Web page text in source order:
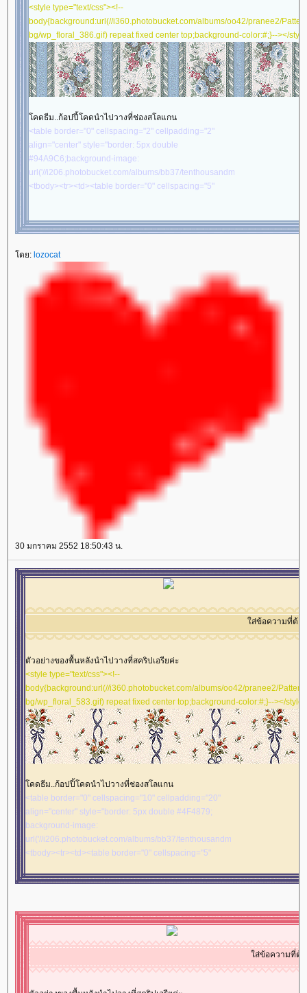
align="center"><tbody><tr><td align="center"
valign="middle"><br/><img
src="//i8.photobucket.com/albums/a35/chiccamart/
width="107" border="0" height="97"><br/><br/><img
src="//mm-
space.com/sozai/valentine/image/va_stp2.gif"
border="0" alt="lozocat" /></td></tr><tr><td
align="center" valign="middle"><table border="0"
align="center"><tbody><tr><td align="center"
valign="middle" style="background-image:
url('//i394.photobucket.com/albums/pp24/kammoon3/table7/lace01-
sb2-1.gif'); height: 10px"></td></tr><tr><td
align="center" valign="middle" style="background-
cellpadding="1" width="100%" align="center"><tbody>
<tr><td align="center" valign="middle" style="border:
</marquee></td></tr></tbody></table></td></tr>
<tr><td align="center" valign="middle"
style="background-image:
url('//i394.photobucket.com/albums/pp24/kammoon3/table7/lace01-
sb2.gif'); height: 10px"></td></tr></tbody></table></td>
</tr></tbody></table><table border="0" cellspacing="0"
</td></tr></tbody>
</td></tr></tbody>
</td></tr></tbody>
</td></tr></tbody>
</td></tr></tbody>
<style type="text/css"><!--
body{background:url(//i360.photobucket.com/albums/oo42/pranee2/
bg/wp_floral_386.gif) repeat fixed center top;background-color:#;}--></
คดธีม..ก้อปปี้โคดนำไปวางที่ช่องสโลแกน
<table border="0" cellspacing="2" cellpadding="2"
align="center" style="border: 5px double
#94A9C6;background-image:
url('//i206.photobucket.com/albums/bb37/tenthousandmiles/rb/rb17.gif')">
<tbody><tr><td><table border="0" cellspacing="5"
url('//i206.photobucket.com/albums/bb37/tenthousandmiles/rb/rb08.gif')">
cellpadding="2" align="center" style="border: 5px
double #94A9C6;background-image:
url('//i206.photobucket.com/albums/bb37/tenthousandmiles/rb/rb17.gif')">
<tbody><tr><td><table border="0" cellspacing="2"
cellpadding="2" align="center"
width="700"style="border: 5px double
#94A9C6;background-color: #F5FBFC"><tbody><tr>
src="//i4.tinypic.com/4thgrnl.gif" border="0"><br/><br/>
<img src="//mm-
space.com/sozai/valentine/image/va_stp2.gif"
border="0" alt="lozocat" /></td></tr><tr><td
align="center" valign="middle"><table border="0"
cellspacing="0" cellpadding="0" width="100%"
align="center"><tbody><tr><td align="center"
valign="middle" style="background-image:
url('//i394.photobucket.com/albums/pp24/kammoon3/table7/lace01-
sb2-1.gif'); height: 10px"></td></tr><tr><td
align="center" valign="middle" style="background-
cellpadding="1" width="100%" align="center"><tbody>
<tr><td align="center" valign="middle" style="border:
วิ่งๆๆ</marquee></td></tr></tbody></table></td></tr>
style="background-image:
url('//i394.photobucket.com/albums/pp24/kammoon3/table7/lace01-
</tr></tbody></table>
<table border="0" cellspacing="0" cellpadding="0"
width="100%" align="center"><tbody><tr><td
align="center" valign="middle">
<table border="0" cellspacing="0" cellpadding="0"
width="100%" align="center"><tbody><tr><td
align="center" valign="middle">
</td></tr></tbody>
</td></tr></tbody>
</td></tr></tbody>
ดย: lozocat
30 มกราคม 2552 18:50:43 น.
ส่ข้อความที่ต้องการให้วิ่งๆๆ
ตัวอย่างของพื้นหลังนำไปวางที่สคริปเอรียค่ะ
<style type="text/css"><!--
body{background:url(//i360.photobucket.com/albums/oo42/pranee2/
bg/wp_floral_583.gif) repeat fixed center top;background-color:#;}--></style>
คดธีม..ก้อปปี้โคดนำไปวางที่ช่องสโลแกน
<table border="0" cellspacing="10" cellpadding="20"
align="center" style="border: 5px double #4F4879;
background-image:
url('//i206.photobucket.com/albums/bb37/tenthousandmiles/rb/rb22.gif')">
<tbody><tr><td><table border="0" cellspacing="5"
double #4F4879; background-image:
cellpadding="0" width="700" align="center"
style="border: 5px double #4F4879; background-color:
#F7ECCF"><tbody><tr><td align="center"
valign="middle"><table border="0" cellspacing="5"
<tr><td align="center" valign="middle"><img
ส่ข้อความที่ต้องการให้วิ่งๆๆ